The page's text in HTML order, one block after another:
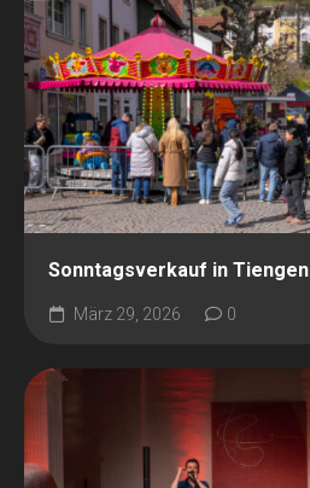
Sonntagsverkauf in Tiengen
März 29, 2026 0